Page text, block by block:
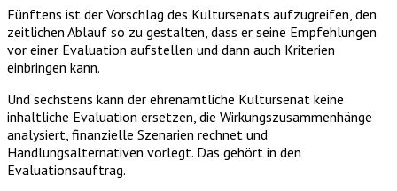
Fünftens ist der Vorschlag des Kultursenats aufzugreifen, den
zeitlichen Ablauf so zu gestalten, dass er seine Empfehlungen
vor einer Evaluation aufstellen und dann auch Kriterien
einbringen kann.
Und sechstens kann der ehrenamtliche Kultursenat keine
inhaltliche Evaluation ersetzen, die Wirkungszusammenhänge
analysiert, finanzielle Szenarien rechnet und
Handlungsalternativen vorlegt. Das gehört in den
Evaluationsauftrag.